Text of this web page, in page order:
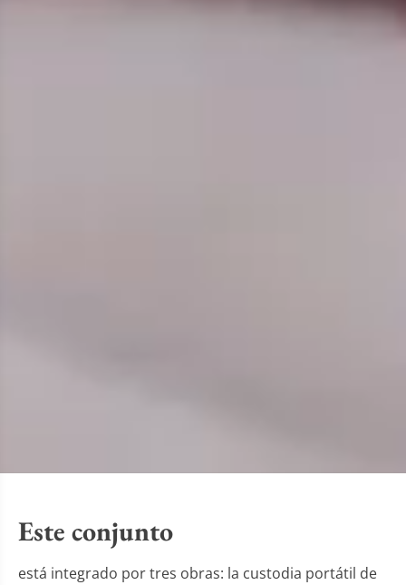
Este conjunto
está integrado por tres obras: la custodia portátil de